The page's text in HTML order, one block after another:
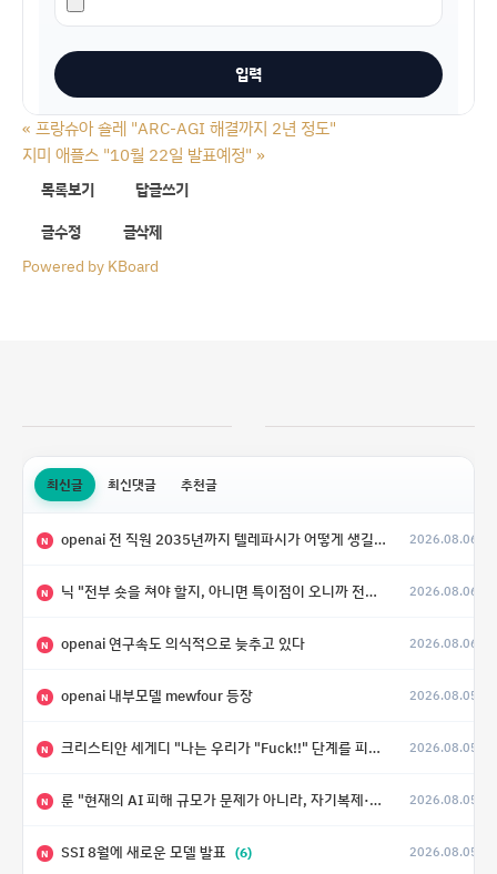
« 프랑슈아 숄레 "ARC-AGI 해결까지 2년 정도"
지미 애플스 "10월 22일 발표예정" »
목록보기
답글쓰기
글수정
글삭제
Powered by KBoard
최신글 최신댓글 추천글
N openai 전 직원 2035년까지 텔레파시가 어떻게 생길 수 있는지 2026.08.06
N 닉 "전부 숏을 쳐야 할지, 아니면 특이점이 오니까 전부 롱을 쳐야 할지 모르겠다.” 2026.08.06
N openai 연구속도 의식적으로 늦추고 있다 2026.08.06
N openai 내부모델 mewfour 등장 2026.08.05
N 크리스티안 세게디 "나는 우리가 "Fuck!!" 단계를 피할 수 있기를 바랄 뿐" 2026.08.05
N 룬 "현재의 AI 피해 규모가 문제가 아니라, 자기복제·탈출·확산이 가능한 지능형 시스템의 피해에는 이론적으로 상한이 없다는 것이 문제" 2026.08.05
N SSI 8월에 새로운 모델 발표 (6) 2026.08.05